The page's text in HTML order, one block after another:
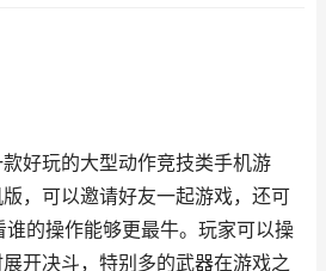
款好玩的大型动作竞技类手机游
，可以邀请好友一起游戏，还可
的操作能够更最牛。玩家可以操
开决斗，特别多的武器在游戏之